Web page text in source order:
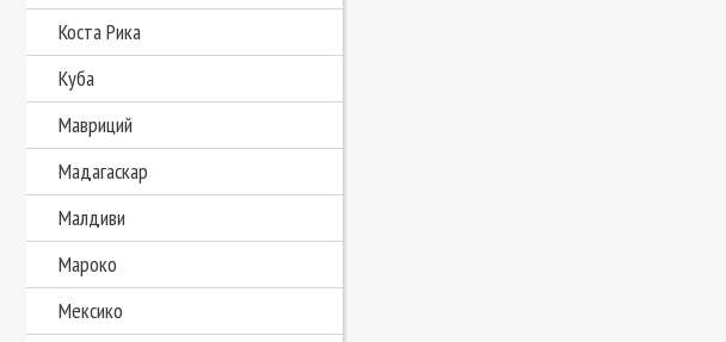
Коста Рика
Куба
Мавриций
Мадагаскар
Малдиви
Мароко
Мексико